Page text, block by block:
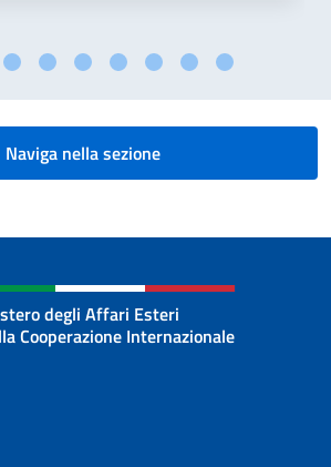
Naviga nella sezione
degli Affari Esteri
Cooperazione Internazionale